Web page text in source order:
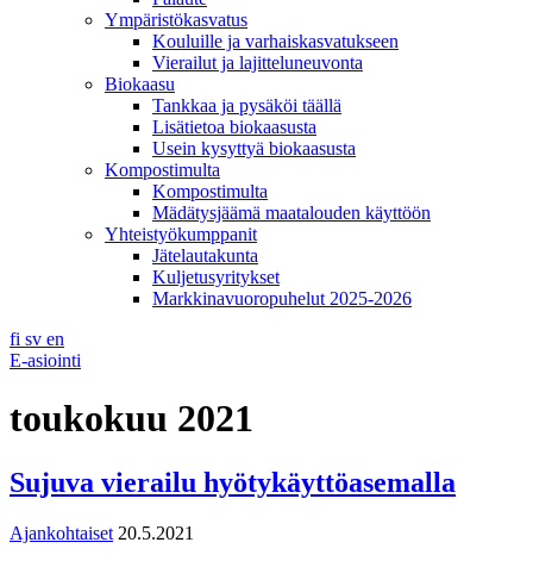
Ympäristökasvatus
Kouluille ja varhaiskasvatukseen
Vierailut ja lajitteluneuvonta
Biokaasu
Tankkaa ja pysäköi täällä
Lisätietoa biokaasusta
Usein kysyttyä biokaasusta
Kompostimulta
Kompostimulta
Mädätysjäämä maatalouden käyttöön
Yhteistyökumppanit
Jätelautakunta
Kuljetusyritykset
Markkinavuoropuhelut 2025-2026
fi sv en
E-asiointi
toukokuu 2021
Sujuva vierailu hyötykäyttöasemalla
Ajankohtaiset 20.5.2021